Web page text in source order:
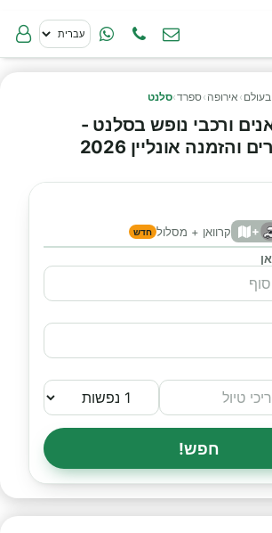
› אירופה ›ספרד›סלנט
ורכבי נופש בסלנט -
אונליין 2026
+ קרוואן + מסלול חדש
חפש!